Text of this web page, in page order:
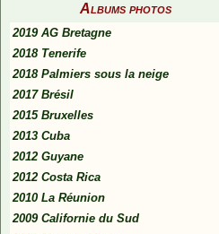
Albums photos
2019 AG Bretagne
2018 Tenerife
2018 Palmiers sous la neige
2017 Brésil
2015 Bruxelles
2013 Cuba
2012 Guyane
2012 Costa Rica
2010 La Réunion
2009 Californie du Sud